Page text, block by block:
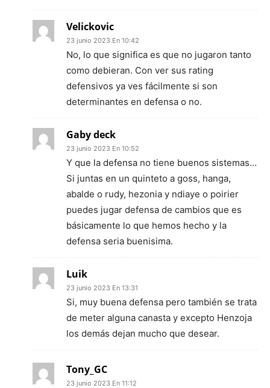
Velickovic
23 junio 2023 En 10:42
No, lo que significa es que no jugaron tanto
como debieran. Con ver sus rating
defensivos ya ves fácilmente si son
determinantes en defensa o no.
Gaby deck
23 junio 2023 En 10:52
Y que la defensa no tiene buenos sistemas…
Si juntas en un quinteto a goss, hanga,
abalde o rudy, hezonia y ndiaye o poirier
puedes jugar defensa de cambios que es
básicamente lo que hemos hecho y la
defensa seria buenisima.
Luik
23 junio 2023 En 13:31
Si, muy buena defensa pero también se trata
de meter alguna canasta y excepto Henzoja
los demás dejan mucho que desear.
Tony_GC
23 junio 2023 En 11:12